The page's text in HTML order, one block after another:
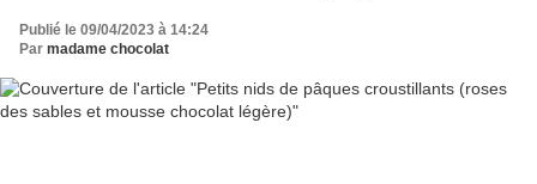
Publié le 09/04/2023 à 14:24
Par madame chocolat